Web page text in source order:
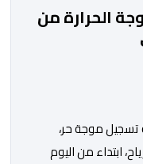
الحرارة من
تسجيل موجة حر،
ابتداء من اليوم